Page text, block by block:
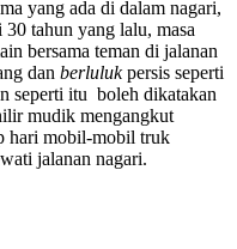
yang ada di dalam nagari,
tahun yang lalu, masa
bersama teman di jalanan
dan berlulukpersis seperti
seperti itu boleh dikatakan
mudik mengangkut
hari mobil-mobil truk
jalanan nagari.